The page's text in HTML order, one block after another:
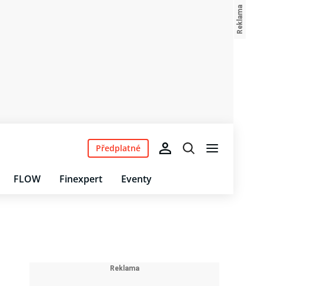
FLOW Finexpert Eventy
Předplatné